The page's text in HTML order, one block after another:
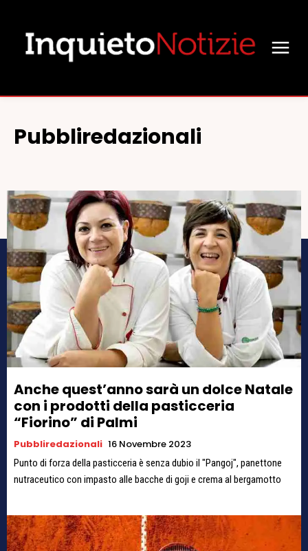
Pubbliredazionali
Anche quest’anno sarà un dolce Natale
con i prodotti della pasticceria
“Fiorino” di Palmi
Pubbliredazionali 16 Novembre 2023
Punto di forza della pasticceria è senza dubio il "Pangoj", panettone
nutraceutico con impasto alle bacche di goji e crema al bergamotto